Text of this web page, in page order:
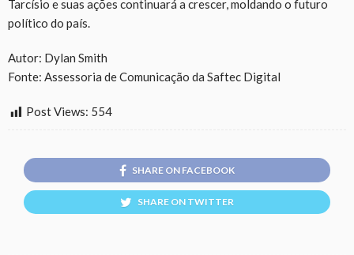
Tarcísio e suas ações continuará a crescer, moldando o futuro
político do país.
Autor: Dylan Smith
Fonte: Assessoria de Comunicação da Saftec Digital
Post Views: 554
SHARE ON FACEBOOK
SHARE ON TWITTER